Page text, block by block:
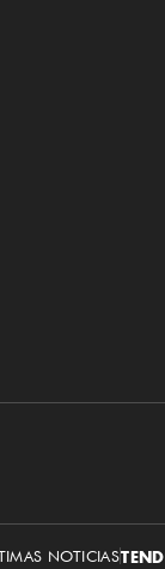
NOTICIAS